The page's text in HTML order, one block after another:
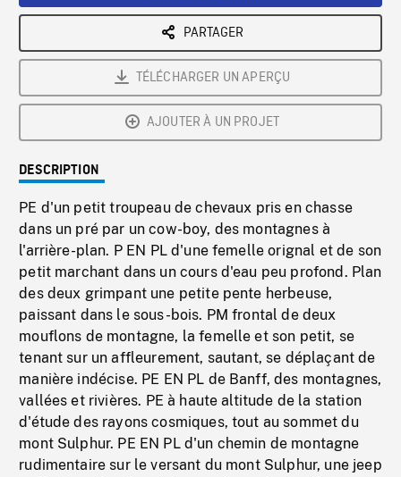
PARTAGER
TÉLÉCHARGER UN APERÇU
AJOUTER À UN PROJET
DESCRIPTION
PE d'un petit troupeau de chevaux pris en chasse
dans un pré par un cow-boy, des montagnes à
l'arrière-plan. P EN PL d'une femelle orignal et de son
petit marchant dans un cours d'eau peu profond. Plan
des deux grimpant une petite pente herbeuse,
paissant dans le sous-bois. PM frontal de deux
mouflons de montagne, la femelle et son petit, se
tenant sur un affleurement, sautant, se déplaçant de
manière indécise. PE EN PL de Banff, des montagnes,
vallées et rivières. PE à haute altitude de la station
d'étude des rayons cosmiques, tout au sommet du
mont Sulphur. PE EN PL d'un chemin de montagne
rudimentaire sur le versant du mont Sulphur, une jeep